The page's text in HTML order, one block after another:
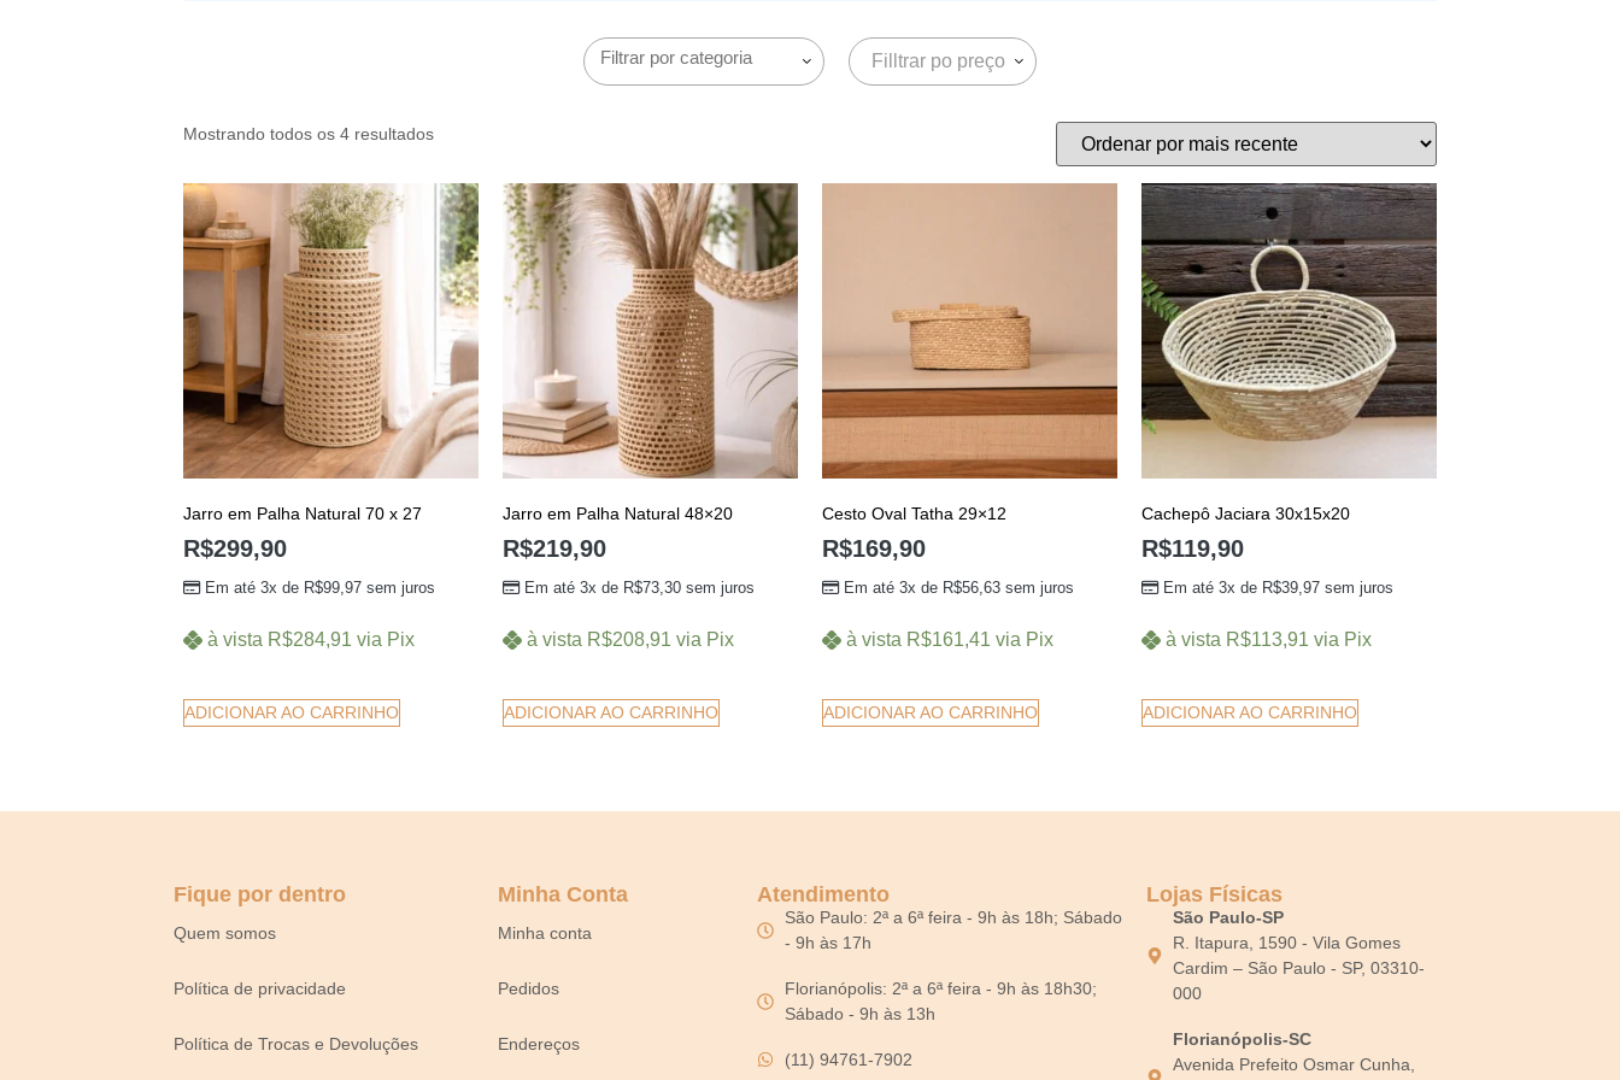
Filltrar po preço
Mostrando todos os 4 resultados
Jarro em Palha Natural 70 x 27
R$299,90
Em até 3x de R$99,97 sem juros
à vista R$284,91 via Pix
ADICIONAR AO CARRINHO
Jarro em Palha Natural 48×20
R$219,90
Em até 3x de R$73,30 sem juros
à vista R$208,91 via Pix
ADICIONAR AO CARRINHO
Cesto Oval Tatha 29×12
R$169,90
Em até 3x de R$56,63 sem juros
à vista R$161,41 via Pix
ADICIONAR AO CARRINHO
Cachepô Jaciara 30x15x20
R$119,90
Em até 3x de R$39,97sem juros
à vista R$113,91 via Pix
ADICIONAR AO CARRINHO
Fique por dentro
Quem somos
Política de privacidade
Política de Trocas e Devoluções
Minha Conta
Minha conta
Pedidos
Endereços
Atendimento
São Paulo: 2ª a 6ª feira - 9h às 18h; Sábado
- 9h às 17h
Florianópolis: 2ª a 6ª feira - 9h às 18h30;
Sábado - 9h às 13h
(11) 94761-7902
Lojas Físicas
São Paulo-SP
R. Itapura, 1590 - Vila Gomes
Cardim – São Paulo - SP, 03310-
000
Florianópolis-SC
Avenida Prefeito Osmar Cunha,